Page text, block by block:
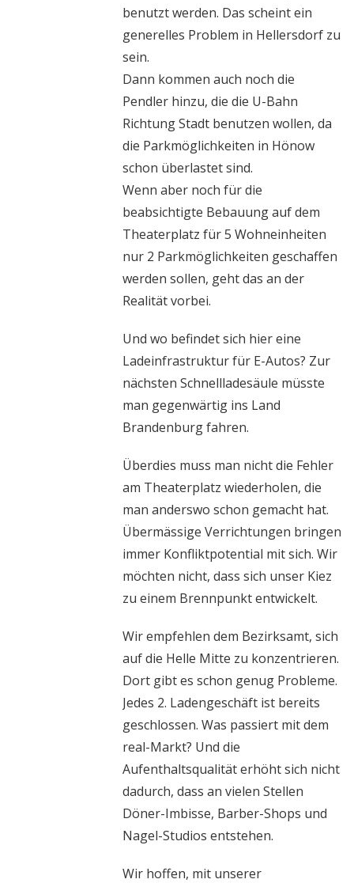
benutzt werden. Das scheint ein
generelles Problem in Hellersdorf zu
sein.
Dann kommen auch noch die
Pendler hinzu, die die U-Bahn
Richtung Stadt benutzen wollen, da
die Parkmöglichkeiten in Hönow
schon überlastet sind.
Wenn aber noch für die
beabsichtigte Bebauung auf dem
Theaterplatz für 5 Wohneinheiten
nur 2 Parkmöglichkeiten geschaffen
werden sollen, geht das an der
Realität vorbei.
Und wo befindet sich hier eine
Ladeinfrastruktur für E-Autos? Zur
nächsten Schnellladesäule müsste
man gegenwärtig ins Land
Brandenburg fahren.
Überdies muss man nicht die Fehler
am Theaterplatz wiederholen, die
man anderswo schon gemacht hat.
Übermässige Verrichtungen bringen
immer Konfliktpotential mit sich. Wir
möchten nicht, dass sich unser Kiez
zu einem Brennpunkt entwickelt.
Wir empfehlen dem Bezirksamt, sich
auf die Helle Mitte zu konzentrieren.
Dort gibt es schon genug Probleme.
Jedes 2. Ladengeschäft ist bereits
geschlossen. Was passiert mit dem
real-Markt? Und die
Aufenthaltsqualität erhöht sich nicht
dadurch, dass an vielen Stellen
Döner-Imbisse, Barber-Shops und
Nagel-Studios entstehen.
Wir hoffen, mit unserer